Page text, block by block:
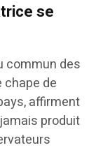
se
commun des
chape de
affirment
produit